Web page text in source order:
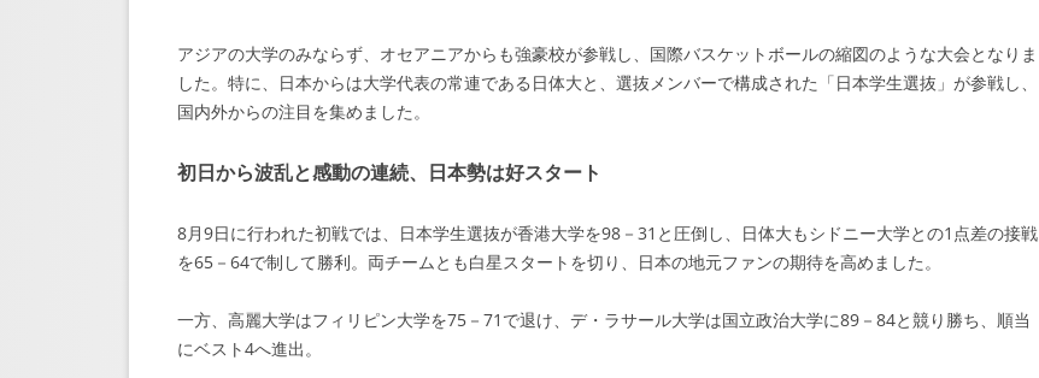
アジアの大学のみならず、オセアニアからも強豪校が参戦し、国際バスケットボールの縮図のような大会となりま
した。特に、日本からは大学代表の常連である日体大と、選抜メンバーで構成された「日本学生選抜」が参戦し、
国内外からの注目を集めました。
初日から波乱と感動の連続、日本勢は好スタート
8月9日に行われた初戦では、日本学生選抜が香港大学を98－31と圧倒し、日体大もシドニー大学との1点差の接戦
を65－64で制して勝利。両チームとも白星スタートを切り、日本の地元ファンの期待を高めました。
一方、高麗大学はフィリピン大学を75－71で退け、デ・ラサール大学は国立政治大学に89－84と競り勝ち、順当
にベスト4へ進出。